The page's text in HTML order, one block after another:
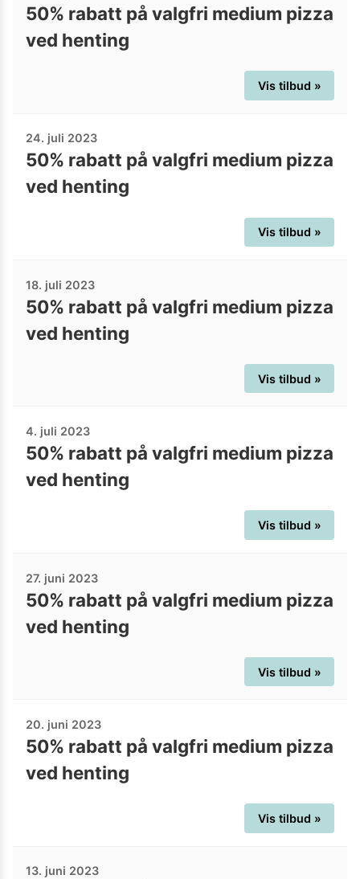
50% rabatt på valgfri medium pizza
ved henting
Vis tilbud »
24. juli 2023
50% rabatt på valgfri medium pizza
ved henting
Vis tilbud »
18. juli 2023
50% rabatt på valgfri medium pizza
ved henting
Vis tilbud »
4. juli 2023
50% rabatt på valgfri medium pizza
ved henting
Vis tilbud »
27. juni 2023
50% rabatt på valgfri medium pizza
ved henting
Vis tilbud »
20. juni 2023
50% rabatt på valgfri medium pizza
ved henting
Vis tilbud »
13. juni 2023